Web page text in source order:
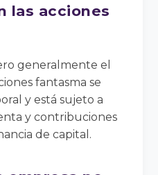
las acciones
generalmente el
fantasma se
y está sujeto a
y contribuciones
de capital.